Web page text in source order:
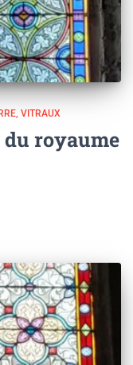
VITRAUX
royaume